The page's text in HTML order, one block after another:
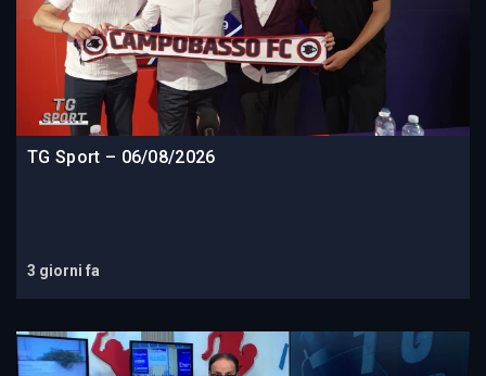
TG Sport – 06/08/2026
3 giorni fa